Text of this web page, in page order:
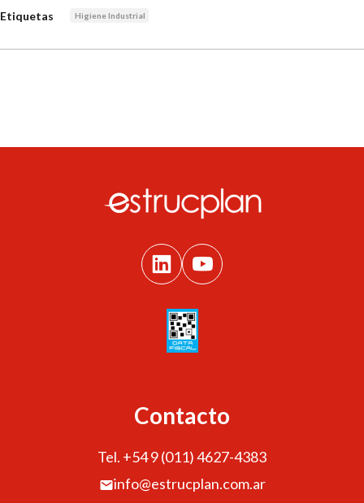
Etiquetas Higiene Industrial
Contacto
Tel. +54 9 (011) 4627-4383
info@estrucplan.com.ar